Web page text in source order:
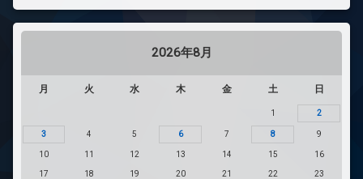
2026年8月
月 火 水 木 金 土 日
1 2
3 4 5 6 7 8 9
10 11 12 13 14 15 16
17 18 19 20 21 22 23